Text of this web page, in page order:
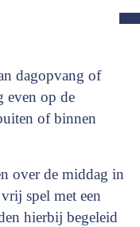
dagopvang of
even op de
of binnen
over de middag in
spel met een
hierbij begeleid